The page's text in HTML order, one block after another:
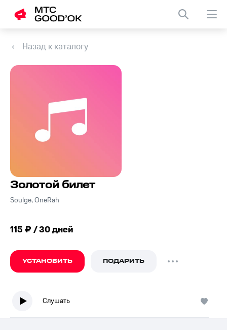
Назад к каталогу
Золотой билет
Soulge, OneRah
115 ₽ / 30 дней
УСТАНОВИТЬ ПОДАРИТЬ
Слушать